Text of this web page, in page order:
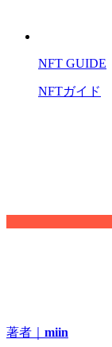
NFT GUIDE
NFTガイド
著者｜ miin